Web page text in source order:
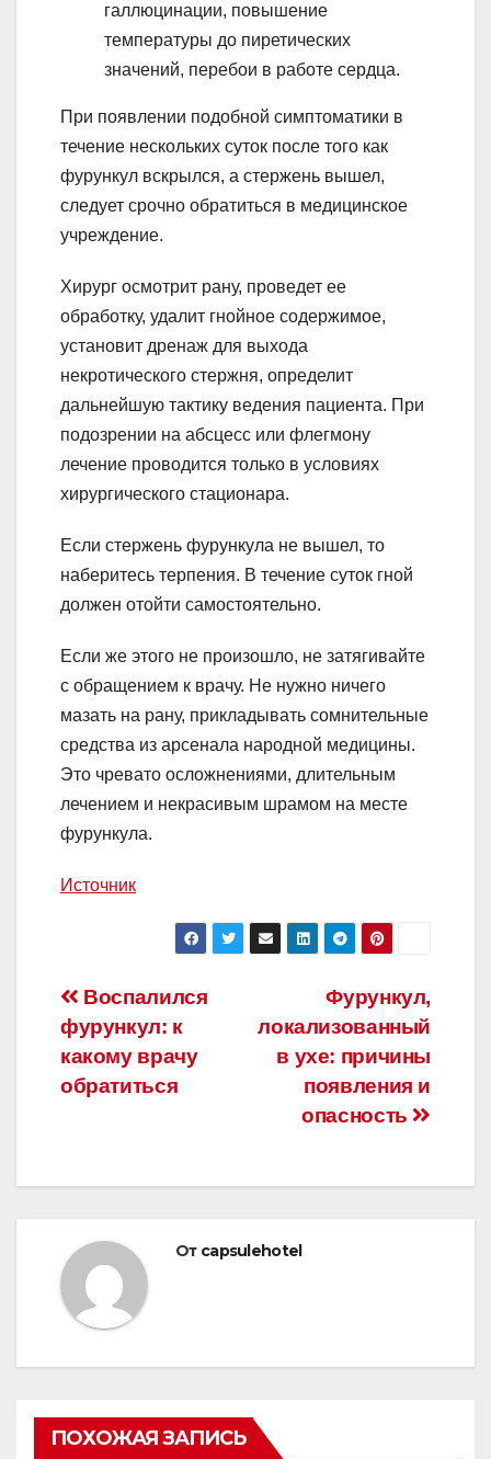
галлюцинации, повышение
температуры до пиретических
значений, перебои в работе сердца.
При появлении подобной симптоматики в
течение нескольких суток после того как
фурункул вскрылся, а стержень вышел,
следует срочно обратиться в медицинское
учреждение.
Хирург осмотрит рану, проведет ее
обработку, удалит гнойное содержимое,
установит дренаж для выхода
некротического стержня, определит
дальнейшую тактику ведения пациента. При
подозрении на абсцесс или флегмону
лечение проводится только в условиях
хирургического стационара.
Если стержень фурункула не вышел, то
наберитесь терпения. В течение суток гной
должен отойти самостоятельно.
Если же этого не произошло, не затягивайте
с обращением к врачу. Не нужно ничего
мазать на рану, прикладывать сомнительные
средства из арсенала народной медицины.
Это чревато осложнениями, длительным
лечением и некрасивым шрамом на месте
фурункула.
Источник
Навигация
по
записям
Фурункул,
локализованный
в ухе: причины
появления и
опасность
Воспалился
фурункул: к
какому врачу
обратиться
От capsulehotel
ПОХОЖАЯ ЗАПИСЬ